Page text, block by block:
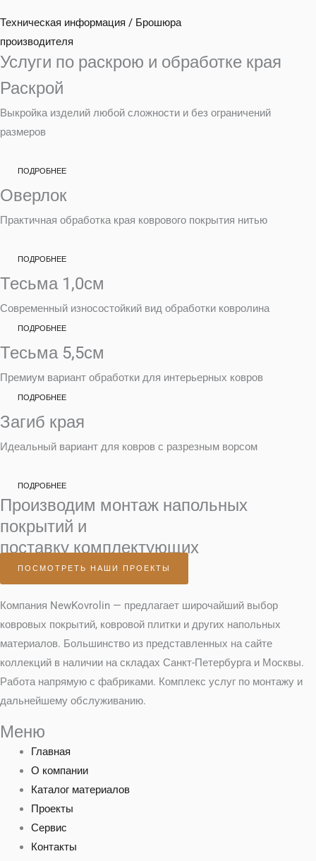
Техническая информация / Брошюра
производителя
Услуги по раскрою и обработке края
Раскрой
Выкройка изделий любой сложности и без ограничений
размеров
ПОДРОБНЕЕ
Оверлок
Практичная обработка края коврового покрытия нитью
ПОДРОБНЕЕ
Тесьма 1,0см
Современный износостойкий вид обработки ковролина
ПОДРОБНЕЕ
Тесьма 5,5см
Премиум вариант обработки для интерьерных ковров
ПОДРОБНЕЕ
Загиб края
Идеальный вариант для ковров с разрезным ворсом
ПОДРОБНЕЕ
Производим монтаж напольных
покрытий и
поставку комплектующих
ПОСМОТРЕТЬ НАШИ ПРОЕКТЫ
Компания NewKovrolin — предлагает широчайший выбор
ковровых покрытий, ковровой плитки и других напольных
материалов. Большинство из представленных на сайте
коллекций в наличии на складах Санкт-Петербурга и Москвы.
Работа напрямую с фабриками. Комплекс услуг по монтажу и
дальнейшему обслуживанию.
Меню
Главная
О компании
Каталог материалов
Проекты
Сервис
Контакты